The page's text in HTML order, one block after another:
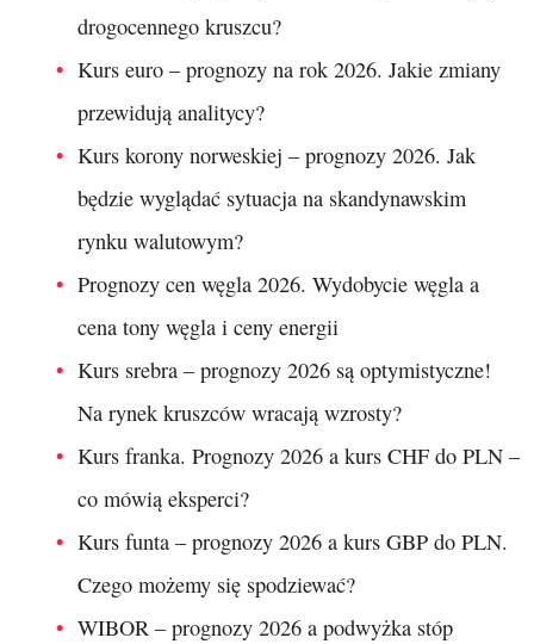
drogocennego kruszcu?
Kurs euro – prognozy na rok 2026. Jakie zmiany
przewidują analitycy?
Kurs korony norweskiej – prognozy 2026. Jak
będzie wyglądać sytuacja na skandynawskim
rynku walutowym?
Prognozy cen węgla 2026. Wydobycie węgla a
cena tony węgla i ceny energii
Kurs srebra – prognozy 2026 są optymistyczne!
Na rynek kruszców wracają wzrosty?
Kurs franka. Prognozy 2026 a kurs CHF do PLN –
co mówią eksperci?
Kurs funta – prognozy 2026 a kurs GBP do PLN.
Czego możemy się spodziewać?
WIBOR – prognozy 2026 a podwyżka stóp